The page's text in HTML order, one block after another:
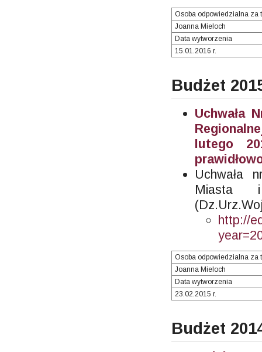
Osoba odpowiedzialna za
Joanna Mieloch
Data wytworzenia
15.01.2016 r.
Budżet
Uchwała
lutego
Uchwała
Miasta
http://
Osoba odpowiedzialna za
Joanna Mieloch
Data wytworzenia
23.02.2015 r.
Budżet